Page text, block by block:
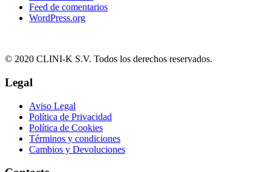
Feed de comentarios
WordPress.org
© 2020 CLINI-K S.V. Todos los derechos reservados.
Legal
Aviso Legal
Política de Privacidad
Política de Cookies
Términos y condiciones
Cambios y Devoluciones